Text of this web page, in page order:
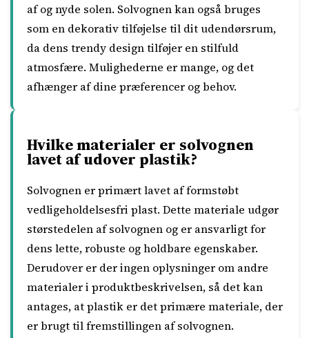
af og nyde solen. Solvognen kan også bruges
som en dekorativ tilføjelse til dit udendørsrum,
da dens trendy design tilføjer en stilfuld
atmosfære. Mulighederne er mange, og det
afhænger af dine præferencer og behov.
Hvilke materialer er solvognen
lavet af udover plastik?
Solvognen er primært lavet af formstøbt
vedligeholdelsesfri plast. Dette materiale udgør
størstedelen af ​​solvognen og er ansvarligt for
dens lette, robuste og holdbare egenskaber.
Derudover er der ingen oplysninger om andre
materialer i produktbeskrivelsen, så det kan
antages, at plastik er det primære materiale, der
er brugt til fremstillingen af solvognen.